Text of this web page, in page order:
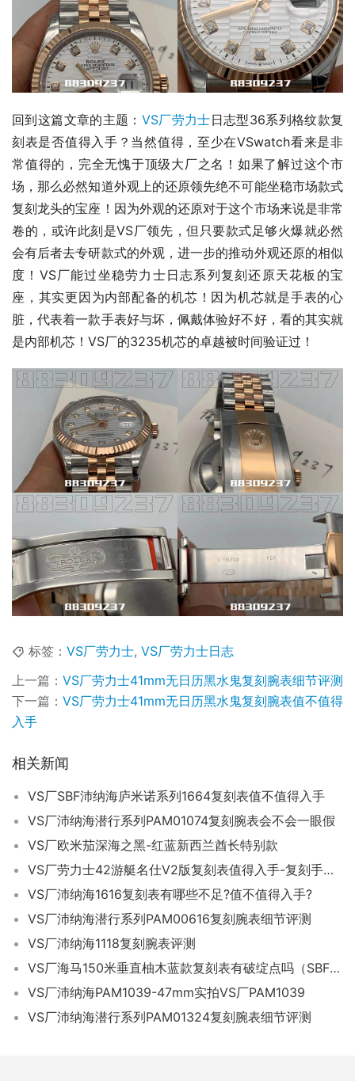
回到这篇文章的主题： VS厂劳力士日志型36系列格纹款复
刻表是否值得入手？当然值得，至少在VSwatch看来是非
常值得的，完全无愧于顶级大厂之名！如果了解过这个市
场，那么必然知道外观上的还原领先绝不可能坐稳市场款式
复刻龙头的宝座！因为外观的还原对于这个市场来说是非常
卷的，或许此刻是VS厂领先，但只要款式足够火爆就必然
会有后者去专研款式的外观，进一步的推动外观还原的相似
度！VS厂能过坐稳劳力士日志系列复刻还原天花板的宝
座，其实更因为内部配备的机芯！因为机芯就是手表的心
脏，代表着一款手表好与坏，佩戴体验好不好，看的其实就
是内部机芯！VS厂的3235机芯的卓越被时间验证过！
标签： VS厂劳力士, VS厂劳力士日志
上一篇： VS厂劳力士41mm无日历黑水鬼复刻腕表细节评测
下一篇： VS厂劳力士41mm无日历黑水鬼复刻腕表值不值得
入手
相关新闻
VS厂SBF沛纳海庐米诺系列1664复刻表值不值得入手
VS厂沛纳海潜行系列PAM01074复刻腕表会不会一眼假
VS厂欧米茄深海之黑-红蓝新西兰酋长特别款
VS厂劳力士42游艇名仕V2版复刻表值得入手-复刻手表为什么值得入手
VS厂沛纳海1616复刻表有哪些不足?值不值得入手?
VS厂沛纳海潜行系列PAM00616复刻腕表细节评测
VS厂沛纳海1118复刻腕表评测
VS厂海马150米垂直柚木蓝款复刻表有破绽点吗（SBF厂欧米茄海马有破绽）
VS厂沛纳海PAM1039-47mm实拍VS厂PAM1039
VS厂沛纳海潜行系列PAM01324复刻腕表细节评测